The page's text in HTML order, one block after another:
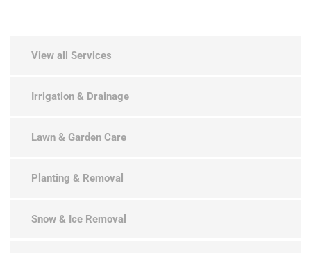
View all Services
Irrigation & Drainage
Lawn & Garden Care
Planting & Removal
Snow & Ice Removal